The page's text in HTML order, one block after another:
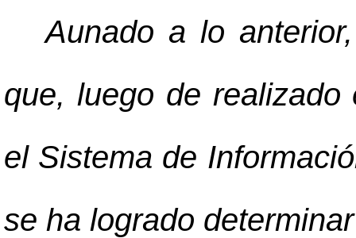
Aunado a lo
que, luego de realizado
el Sistema de
se ha logrado